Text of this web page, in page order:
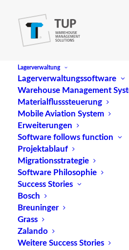
Lagerverwaltung
Lagerverwaltungssoftware
Warehouse Management
Materialflusssteuerung
Mobile Aviation System
Erweiterungen
Software follows function
Projektablauf
Migrationsstrategie
Software Philosophie
Success Stories
Bosch
Breuninger
Grass
Zalando
Weitere Success Stories
Intralogistik
TUP auf der